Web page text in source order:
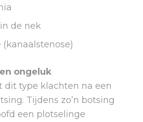
de nek
(kanaalstenose)
ongeluk
dit type klachten na een
Tijdens zo’n botsing
een plotselinge